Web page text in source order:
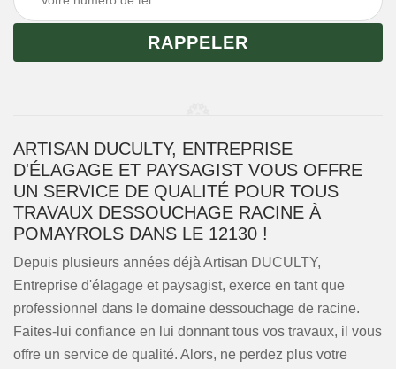
ARTISAN DUCULTY, ENTREPRISE
D'ÉLAGAGE ET PAYSAGIST VOUS OFFRE
UN SERVICE DE QUALITÉ POUR TOUS
TRAVAUX DESSOUCHAGE RACINE À
POMAYROLS DANS LE 12130 !
Depuis plusieurs années déjà Artisan DUCULTY,
Entreprise d'élagage et paysagist, exerce en tant que
professionnel dans le domaine dessouchage de racine.
Faites-lui confiance en lui donnant tous vos travaux, il vous
offre un service de qualité. Alors, ne perdez plus votre